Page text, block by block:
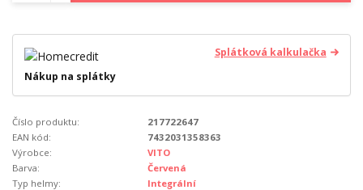
Splátková kalkulačka
Nákup na splátky
Číslo produktu:
217722647
EAN kód:
7432031358363
Výrobce:
VITO
Barva:
Červená
Typ helmy:
Integrální